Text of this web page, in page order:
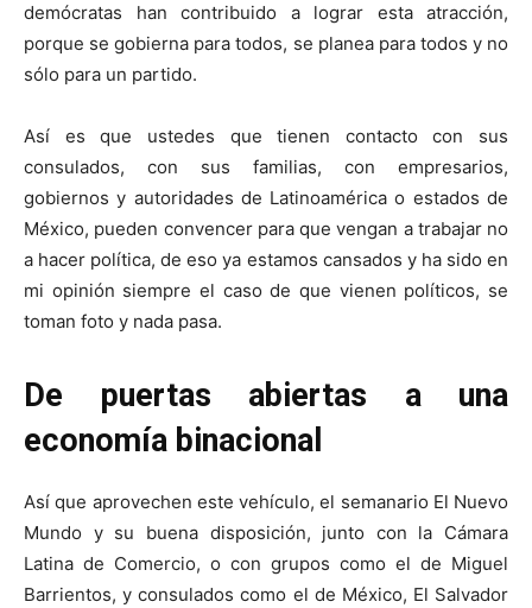
demócratas han contribuido a lograr esta atracción,
porque se gobierna para todos, se planea para todos y no
sólo para un partido.
Así es que ustedes que tienen contacto con sus
consulados, con sus familias, con empresarios,
gobiernos y autoridades de Latinoamérica o estados de
México, pueden convencer para que vengan a trabajar no
a hacer política, de eso ya estamos cansados y ha sido en
mi opinión siempre el caso de que vienen políticos, se
toman foto y nada pasa.
De puertas abiertas a una
economía binacional
Así que aprovechen este vehículo, el semanario El Nuevo
Mundo y su buena disposición, junto con la Cámara
Latina de Comercio, o con grupos como el de Miguel
Barrientos, y consulados como el de México, El Salvador